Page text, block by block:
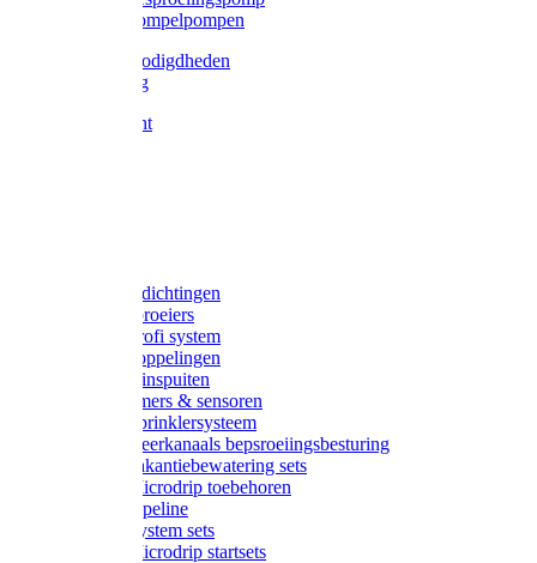
Gardena dompelpompen
Tyleen benodigdheden
Tyleenslang
Lange bocht
Gardena afdichtingen
Gardena sproeiers
Gardena Profi system
Gardena koppelingen
Gardena tuinspuiten
Gardena timers & sensoren
Gardena Sprinklersysteem
Gardena meerkanaals bepsroeiingsbesturing
Gardena vakantiebewatering sets
Gardena Microdrip toebehoren
Gardena Pipeline
Gardena System sets
Gardena Microdrip startsets